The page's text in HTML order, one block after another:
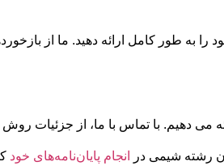
را به طور کامل ارائه دهید. ما از
دهیم. با تماس با ما، از جزئیات روش
رشته شیمی در انجام پایان‌نامه‌های خود